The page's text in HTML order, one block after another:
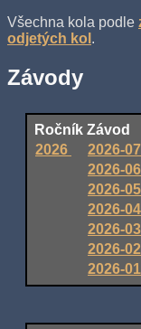
Všechna kola podle
odjetých kol .
Závody
Ročník Závod
2026
2026-
2026-
2026-
2026-
2026-
2026-
2026-